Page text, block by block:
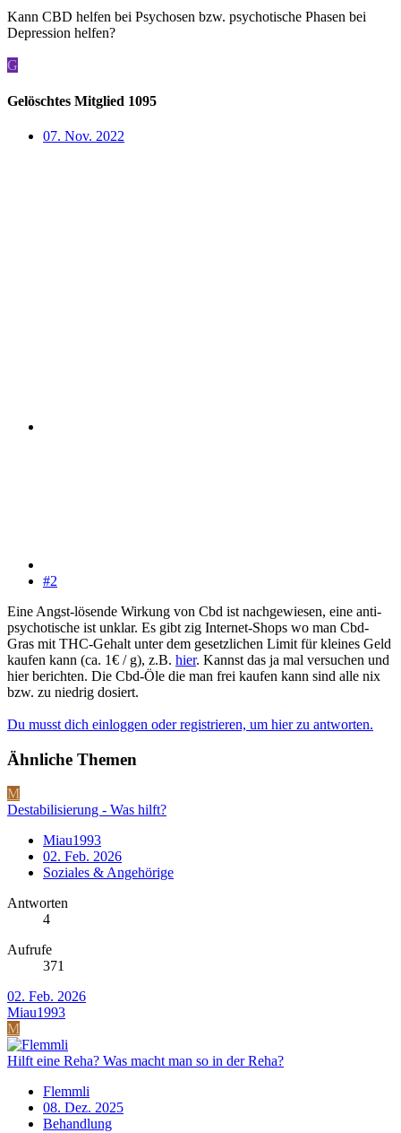
Kann CBD helfen bei Psychosen bzw. psychotische Phasen bei
Depression helfen?
G
Gelöschtes Mitglied 1095
07. Nov. 2022
#2
Eine Angst-lösende Wirkung von Cbd ist nachgewiesen, eine anti-
psychotische ist unklar. Es gibt zig Internet-Shops wo man Cbd-
Gras mit THC-Gehalt unter dem gesetzlichen Limit für kleines Geld
kaufen kann (ca. 1€ / g), z.B. hier. Kannst das ja mal versuchen und
hier berichten. Die Cbd-Öle die man frei kaufen kann sind alle nix
bzw. zu niedrig dosiert.
Du musst dich einloggen oder registrieren, um hier zu antworten.
Ähnliche Themen
M
Destabilisierung - Was hilft?
Miau1993
02. Feb. 2026
Soziales & Angehörige
Antworten
4
Aufrufe
371
02. Feb. 2026
Miau1993
M
Hilft eine Reha? Was macht man so in der Reha?
Flemmli
08. Dez. 2025
Behandlung